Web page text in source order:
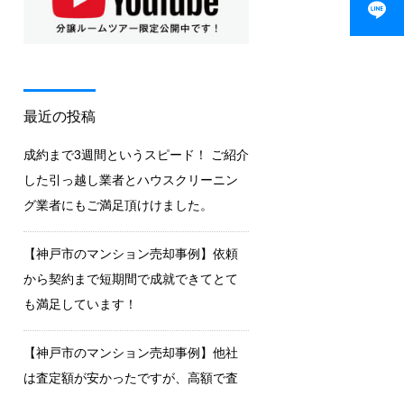
最近の投稿
成約まで3週間というスピード！ ご紹介
した引っ越し業者とハウスクリーニン
グ業者にもご満足頂けけました。
【神戸市のマンション売却事例】依頼
から契約まで短期間で成就できてとて
も満足しています！
【神戸市のマンション売却事例】他社
は査定額が安かったですが、高額で査